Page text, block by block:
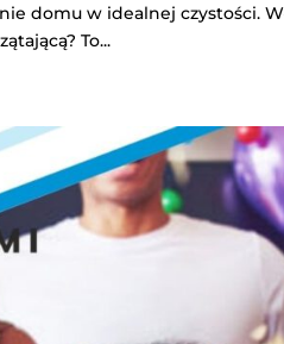
domu w idealnej czystości.
To...